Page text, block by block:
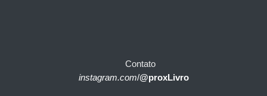
Contato
instagram.com/@proxLivro